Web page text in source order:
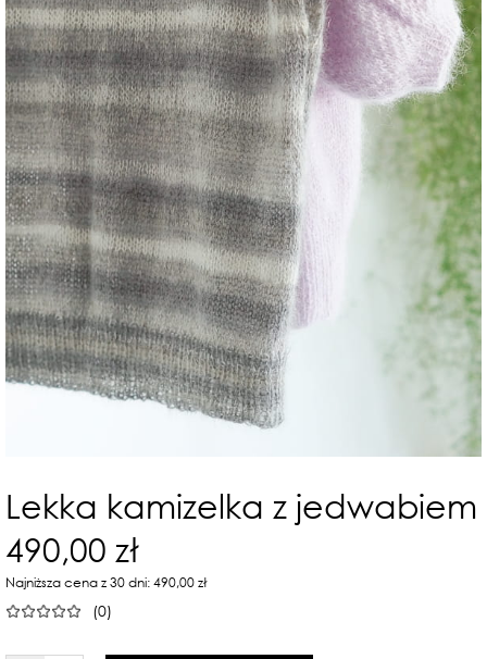
Lekka kamizelka z jedwabiem
490,00 zł
Najniższa cena z 30 dni: 490,00 zł
(0)